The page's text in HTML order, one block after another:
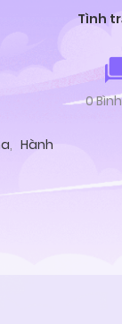
, Hành
Tình
0